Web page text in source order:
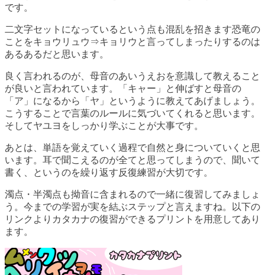
です。
二文字セットになっているという点も混乱を招きます恐竜の
ことをキョウリュウ⇒キョリウと言ってしまったりするのは
あるあるだと思います。
良く言われるのが、母音のあいうえおを意識して教えること
が良いと言われています。「キャー」と伸ばすと母音の
「ア」になるから「ヤ」というように教えてあげましょう。
こうすることで言葉のルールに気づいてくれると思います。
そしてヤユヨをしっかり学ぶことが大事です。
あとは、単語を覚えていく過程で自然と身についていくと思
います。耳で聞こえるのが全てと思ってしまうので、聞いて
書く、というのを繰り返す反復練習が大切です。
濁点・半濁点も拗音に含まれるので一緒に復習してみましょ
う。今までの学習が実を結ぶステップと言えますね。以下の
リンクよりカタカナの復習ができるプリントを用意してあり
ます。